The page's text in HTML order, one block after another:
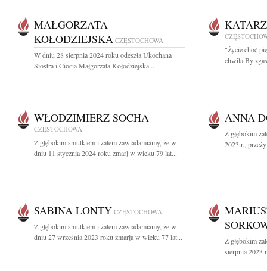
MAŁGORZATA
KOŁODZIEJSKA CZĘSTOCHOWA
W dniu 28 sierpnia 2024 roku odeszła Ukochana
Siostra i Ciocia Małgorzata Kołodziejska...
"Życie choć
chwila By
WŁODZIMIERZ SOCHA
CZĘSTOCHOWA
Z głębokim smutkiem i żalem zawiadamiamy, że w
dniu 11 stycznia 2024 roku zmarł w wieku 79 lat...
ANNA
Z głębokim
2023 r.,
SABINA LONTY CZĘSTOCHOWA
Z głębokim smutkiem i żalem zawiadamiamy, że w
dniu 27 września 2023 roku zmarła w wieku 77 lat...
Z głębokim
sierpnia 2023